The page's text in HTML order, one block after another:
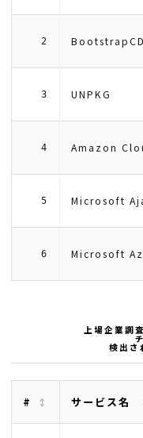
2
3 UNPKG
4 Amazon
5 Microsoft
6 Microsoft
上場企業調
検出さ
# サービス名